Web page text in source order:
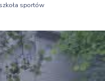
sportów